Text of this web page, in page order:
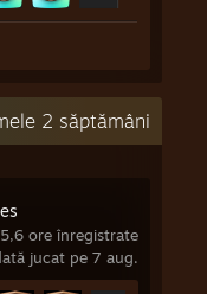
2 săptămâni
5,6 ore înregistrate
jucat pe 7 aug.